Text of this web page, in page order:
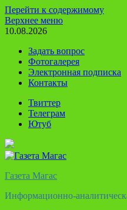
Перейти к содержимому
Верхнее меню
10.08.2026
Задать вопрос
Фотогалерея
Электронная подписка
Контакты
Твиттер
Телеграм
Ютуб
Газета Магас
Информационно-